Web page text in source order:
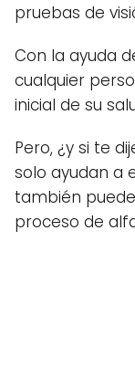
pruebas de
Con la ayuda
cualquier
inicial de su
Pero, ¿y si te
solo ayudan a
también
proceso de